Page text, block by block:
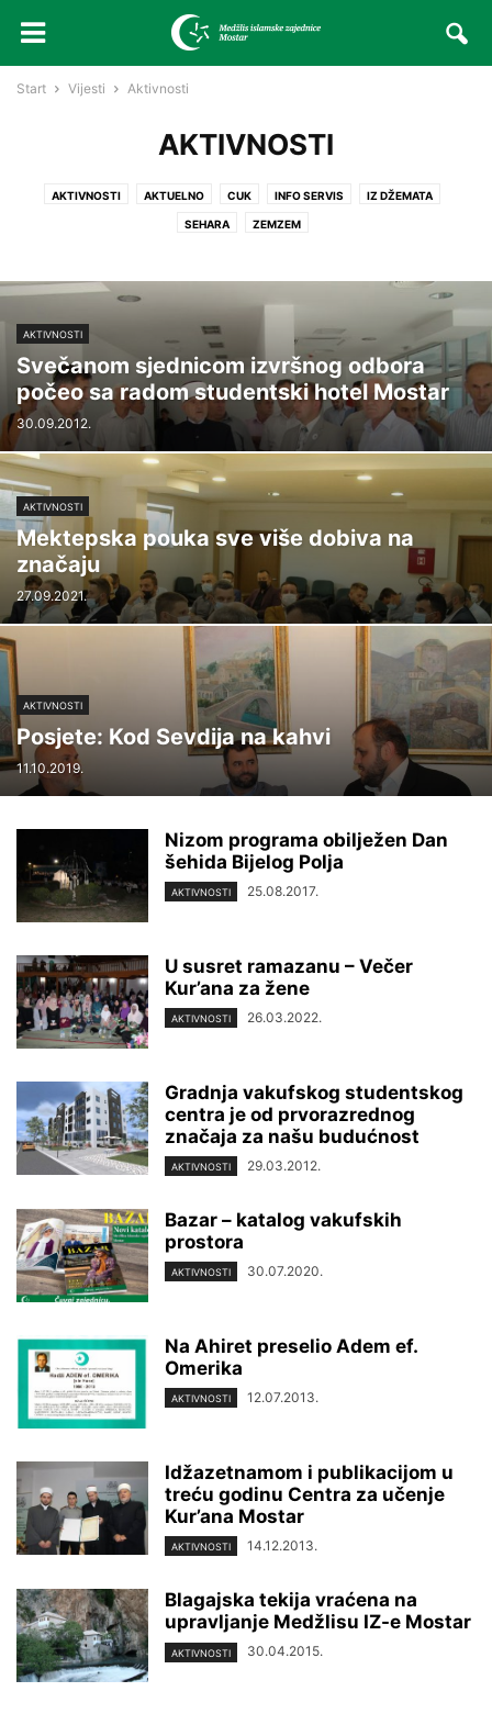
Start Vijesti Aktivnosti
AKTIVNOSTI
AKTIVNOSTI AKTUELNO CUK INFO SERVIS IZ DŽEMATA
SEHARA ZEMZEM
AKTIVNOSTI
Svečanom sjednicom izvršnog odbora
počeo sa radom studentski hotel Mostar
30.09.2012.
AKTIVNOSTI
Mektepska pouka sve više dobiva na
značaju
27.09.2021.
AKTIVNOSTI
Posjete: Kod Sevdija na kahvi
11.10.2019.
Nizom programa obilježen Dan
šehida Bijelog Polja
AKTIVNOSTI 25.08.2017.
U susret ramazanu – Večer
Kur’ana za žene
AKTIVNOSTI 26.03.2022.
Gradnja vakufskog studentskog
centra je od prvorazrednog
značaja za našu budućnost
AKTIVNOSTI 29.03.2012.
Bazar – katalog vakufskih
prostora
AKTIVNOSTI 30.07.2020.
Na Ahiret preselio Adem ef.
Omerika
AKTIVNOSTI 12.07.2013.
Idžazetnamom i publikacijom u
treću godinu Centra za učenje
Kur’ana Mostar
AKTIVNOSTI 14.12.2013.
Blagajska tekija vraćena na
upravljanje Medžlisu IZ-e Mostar
AKTIVNOSTI 30.04.2015.